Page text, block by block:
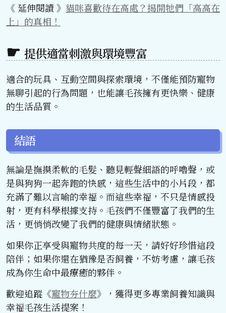
《 延伸閱讀 》 貓咪喜歡待在高處？揭開牠們「高高在
上」的真相！
提供適當刺激與環境豐富
適合的玩具、互動空間與探索環境，不僅能預防寵物
無聊引起的行為問題，也能讓毛孩擁有更快樂、健康
的生活品質。
結語
無論是撫摸柔軟的毛髮、聽見輕聲細語的呼嚕聲，或
是與狗狗一起奔跑的快感，這些生活中的小片段，都
充滿了難以言喻的幸福。而這些幸福，不只是情感投
射，更有科學根據支持。毛孩們不僅豐富了我們的生
活，更悄悄改變了我們的健康與情緒狀態。
如果你正享受與寵物共度的每一天，請好好珍惜這段
陪伴；如果你還在猶豫是否飼養，不妨考慮，讓毛孩
成為你生命中最療癒的夥伴。
歡迎追蹤《寵物夯什麼》，獲得更多專業飼養知識與
幸福毛孩生活提案！